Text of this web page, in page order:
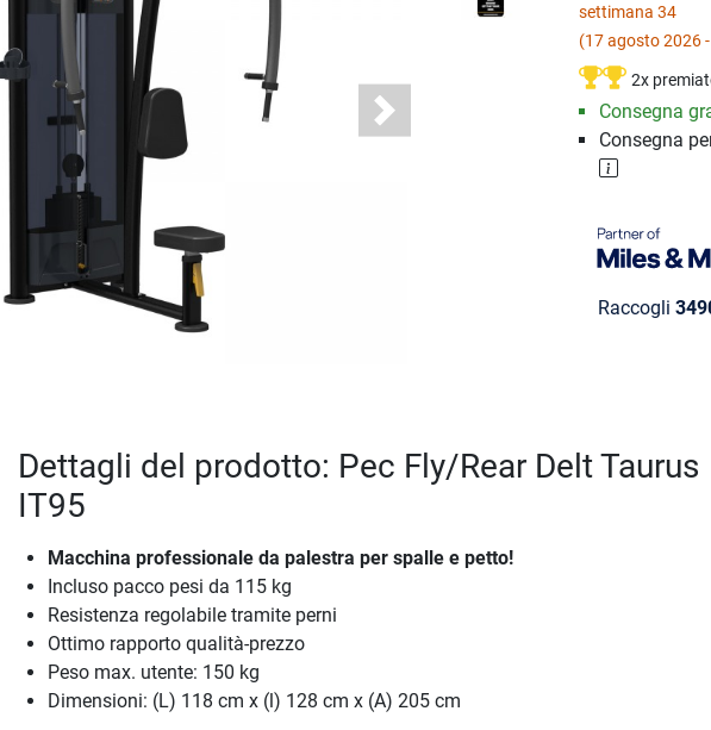
Next
settimana 34
(17 agosto 2026
2x
Consegna
Consegna
Raccogli
Dettagli del prodotto: Pec Fly/Rear Delt Taurus
IT95
Macchina professionale da palestra per spalle e petto!
Incluso pacco pesi da 115 kg
Resistenza regolabile tramite perni
Ottimo rapporto qualità-prezzo
Peso max. utente: 150 kg
Dimensioni: (L) 118 cm x (l) 128 cm x (A) 205 cm